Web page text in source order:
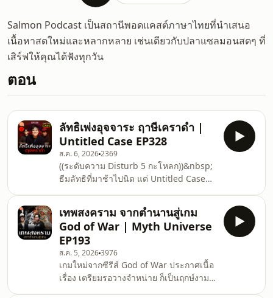
Salmon Podcast เป็นสถานีพอดแคสต์ภาษาไทยที่นำเสนอ
เนื้อหาสดใหม่และหลากหลาย เช่นเดียวกับปลาแซลมอนสดๆ ที่
เสิร์ฟให้คุณได้ฟังทุกวัน
ตอน
ลัทธิเพ่งอุจจาระ ฤาษีเคราดำ |
Untitled Case EP328
ส.ค. 6, 20262369
((ระดับความ Disturb 5 กะโหลก))&nbsp;
ธีมลัทธิที่มาช้าไปนิด แต่ Untitled Case
อาชญากรรมและผู้เขียนหนังสือ Based on
True Crime Stories และ Based on Thai
Crime Stories มาเล่าเคสคดีในอดีตของ
ไทยอีกครั้ง อีพีนี้ พี่นัทหยิบคดีที่เกิดขึ้นในปี
2540 มาเล่า เมื่อความเจ็บป่วยทำให้สามี
ภรรยาคู่หนึ่งหลงเชื่อลัทธิของฤาษีเคราดำ
แถบกาญจนบุรี จนถลำตัวหนักกระทั่งถึงแก่
ชีวิต ทำให้สื่อเ
เทพสงคราม จากตำนานสู่เกม
God of War | Myth Universe
EP193
ส.ค. 5, 20263976
เกมใหม่จากซีรีส์ God of War ประกาศเนื้อ
เรื่อง เตรียมรอวางจำหน่าย ก็เป็นฤกษ์งาม